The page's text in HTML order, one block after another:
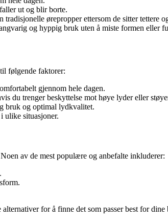
ut og blir borte.
ørepropper ettersom de sitter tettere
og hyppig bruk uten å miste formen eller
følgende faktorer:
gjennom hele dagen.
du trenger beskyttelse mot høye lyder eller
bruk og optimal lydkvalitet.
ulike situasjoner.
av de mest populære og anbefalte inkluderer:
for å finne det som passer best for dine